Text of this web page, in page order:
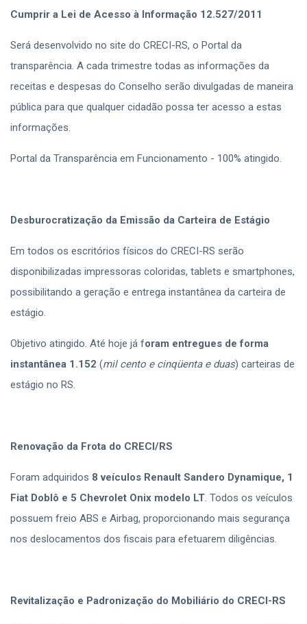
Cumprir a Lei de Acesso à Informação 12.527/2011
Será desenvolvido no site do CRECI-RS, o Portal da
transparência. A cada trimestre todas as informações da
receitas e despesas do Conselho serão divulgadas de maneira
pública para que qualquer cidadão possa ter acesso a estas
informações.
Portal da Transparência em Funcionamento - 100% atingido.
Desburocratização da Emissão da Carteira de Estágio
Em todos os escritórios físicos do CRECI-RS serão
disponibilizadas impressoras coloridas, tablets e smartphones,
possibilitando a geração e entrega instantânea da carteira de
estágio.
Objetivo atingido. Até hoje já foram entregues de forma
instantânea 1.152 (mil cento e cinqüenta e duas) carteiras de
estágio no RS.
Renovação da Frota do CRECI/RS
Foram adquiridos 8 veículos Renault Sandero Dynamique, 1
Fiat Doblô e 5 Chevrolet Onix modelo LT. Todos os veículos
possuem freio ABS e Airbag, proporcionando mais segurança
nos deslocamentos dos fiscais para efetuarem diligências.
Revitalização e Padronização do Mobiliário do CRECI-RS